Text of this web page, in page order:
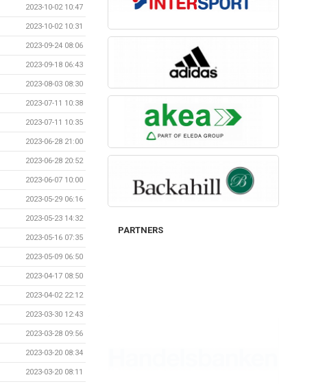
2023-10-02 10:47
2023-10-02 10:31
2023-09-24 08:06
2023-09-18 06:43
2023-08-03 08:30
2023-07-11 10:38
2023-07-11 10:35
2023-06-28 21:00
2023-06-28 20:52
2023-06-07 10:00
2023-05-29 06:16
2023-05-23 14:32
2023-05-16 07:35
2023-05-09 06:50
2023-04-17 08:50
2023-04-02 22:12
2023-03-30 12:43
2023-03-28 09:56
2023-03-20 08:34
2023-03-20 08:11
PARTNERS